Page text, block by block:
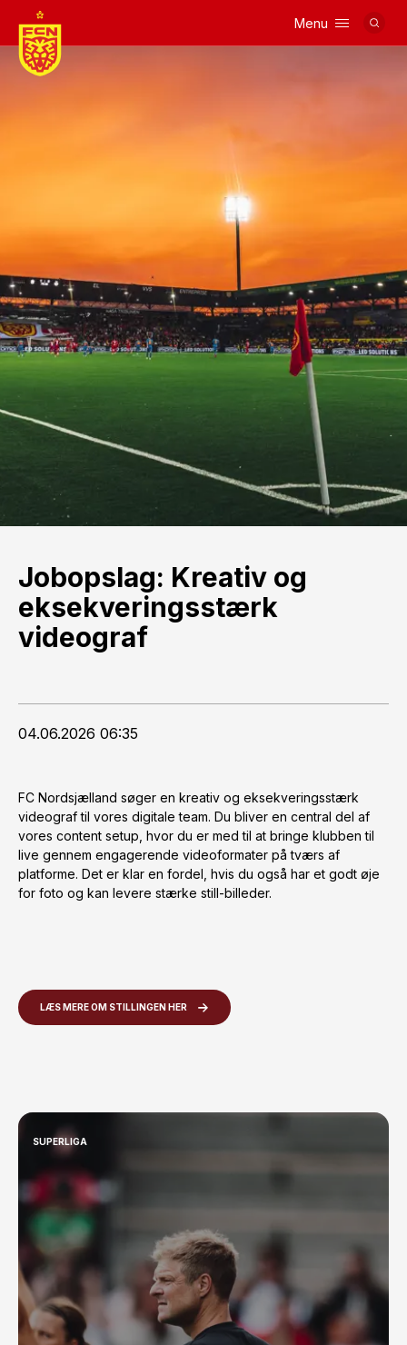
Menu
Jobopslag: Kreativ og
eksekveringsstærk
videograf
04.06.2026 06:35
FC Nordsjælland søger en kreativ og eksekveringsstærk
videograf til vores digitale team. Du bliver en central del af
vores content setup, hvor du er med til at bringe klubben til
live gennem engagerende videoformater på tværs af
platforme. Det er klar en fordel, hvis du også har et godt øje
for foto og kan levere stærke still-billeder.
LÆS MERE OM STILLINGEN HER
SUPERLIGA